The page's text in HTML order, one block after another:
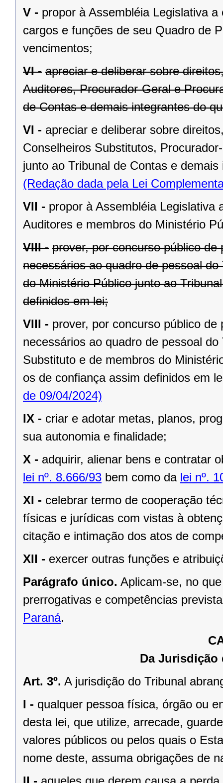
V - propor à Assembléia Legislativa
cargos e funções de seu Quadro de
vencimentos;
VI - apreciar e deliberar sobre
Auditores, Procurador-Geral e
de Contas e demais integrantes do
VI - apreciar e deliberar sobre
Conselheiros Substitutos,
junto ao Tribunal de Contas e
(Redação dada pela Lei
VII - propor à Assembléia Legislativa
Auditores e membros do Ministério
VIII - prover, por concurso público
necessários ao quadro de pessoal
do Ministério Público junto ao
definidos em lei;
VIII - prover, por concurso público
necessários ao quadro de pessoal
Substituto e de membros do
os de confiança assim definidos em
de 09/04/2024)
IX - criar e adotar metas, planos,
sua autonomia e finalidade;
X - adquirir, alienar bens e contratar
lei nº. 8.666/93 bem como da lei nº.
XI - celebrar termo de cooperação
físicas e jurídicas com vistas à
citação e intimação dos atos de
XII - exercer outras funções e
Parágrafo único. Aplicam-se, no
prerrogativas e competências
Paraná.
Da Jurisdição
Art. 3º. A jurisdição do Tribunal
I - qualquer pessoa física, órgão ou
desta lei, que utilize, arrecade,
valores públicos ou pelos quais o
nome deste, assuma obrigações de